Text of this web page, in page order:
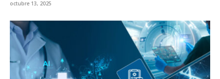
octubre 13, 2025